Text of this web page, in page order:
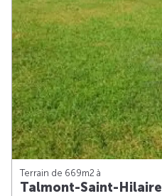
Terrain de 669m2 à
Talmont-Saint-Hilaire